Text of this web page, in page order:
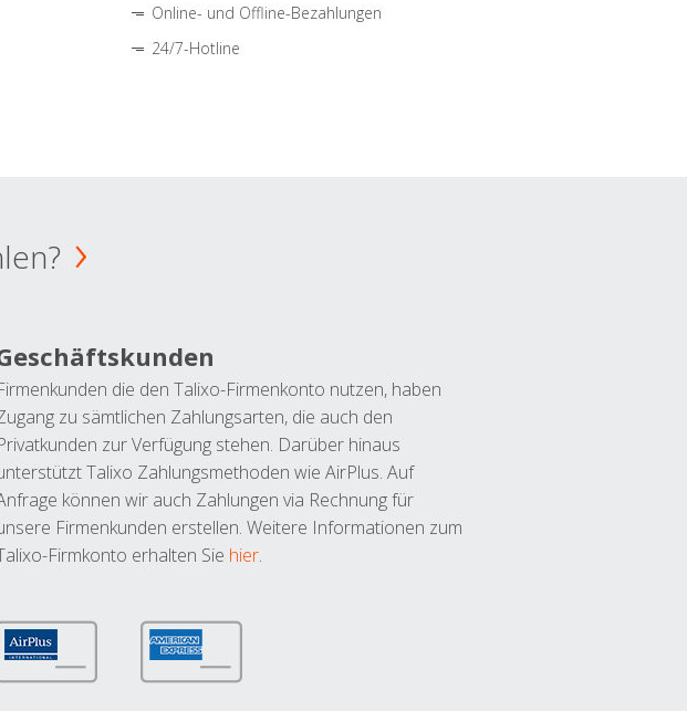
Online- und Offline-Bezahlungen
24/7-Hotline
die den Talixo-Firmenkonto nutzen, haben
zu sämtlichen Zahlungsarten, die auch den
zur Verfügung stehen. Darüber hinaus
Talixo Zahlungsmethoden wie AirPlus. Auf
können wir auch Zahlungen via Rechnung für
Firmenkunden erstellen. Weitere Informationen zum
Firmkonto erhalten Sie hier.